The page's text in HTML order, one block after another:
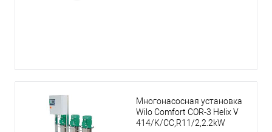
Многонасосная установка
Wilo Comfort COR-3 Helix V
414/K/CC,R11/2,2.2kW